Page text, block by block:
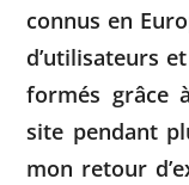
connus en
d’utilisateurs
formés grâce
site pendant
mon retour